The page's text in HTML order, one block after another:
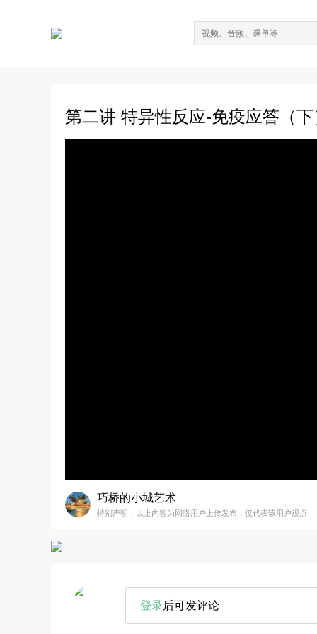
第二讲 特异性反应-免疫应答（下
巧桥的小城艺术
特别声明：以上内容为网络用户上传发布，仅代表该用户观点
登录后可发评论